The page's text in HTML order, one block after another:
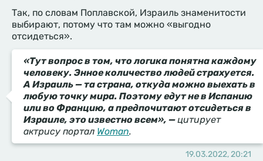
Так, по словам Поплавской, Израиль знаменитости
выбирают, потому что там можно «выгодно
отсидеться».
«Тут вопрос в том, что логика понятна каждому
человеку. Энное количество людей страхуется.
А Израиль — та страна, откуда можно выехать в
любую точку мира. Поэтому едут не в Испанию
или во Францию, а предпочитают отсидеться в
Израиле, это известно всем», —цитирует
актрису портал Woman.
19.03.2022, 20:21